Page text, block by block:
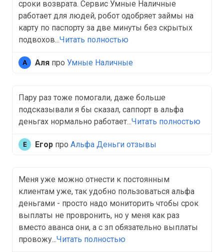
сроки возврата. Сервис Умные Наличные
работает для людей, робот одобряет займы на
карту по паспорту за две минуты без скрытых
подвохов...Читать полностью
Аля про Умные Наличные
Пару раз тоже помогали, даже больше
подсказывали я бы сказал, саппорт в альфа
деньгах нормально работает...Читать полностью
Егор про Альфа Деньги отзывы
Меня уже можно отнести к постоянным
клиентам уже, так удобно пользоваться альфа
деньгами - просто надо мониторить чтобы срок
выплаты не провронить, но у меня как раз
вместо аванса они, а с зп обязательно выплаты
провожу...Читать полностью